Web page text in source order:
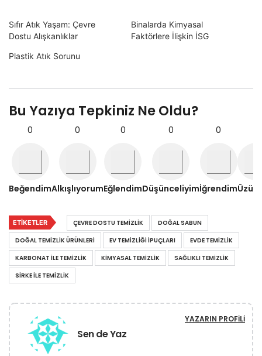
Sıfır Atık Yaşam: Çevre
Dostu Alışkanlıklar
Binalarda Kimyasal
Faktörlere İlişkin İSG
Plastik Atık Sorunu
Bu Yazıya Tepkiniz Ne Oldu?
0
Beğendim
0
Alkışlıyorum
0
Eğlendim
0
Düşünceliyim
0
İğrendim
ETIKETLER ÇEVRE DOSTU TEMIZLIK
DOĞAL SABUN
DOĞAL TEMIZLIK ÜRÜNLERI
EV TEMIZLIĞI IPUÇLARI
EVDE TEMIZLIK
KARBONAT ILE TEMIZLIK
KIMYASAL TEMIZLIK
SAĞLIKLI TEMIZLIK
SIRKE ILE TEMIZLIK
Sen de Yaz
YAZARIN PROFILI